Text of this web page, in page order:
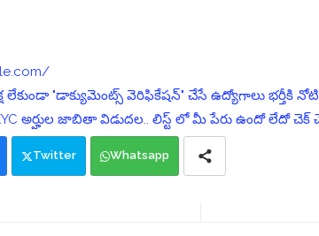
లేకుండా "డాక్యుమెంట్స్ వెరిఫికేషన్" చేసే ఉద్యోగాలు భర్తీకి
అర్హుల జాబితా విడుదల.. లిస్ట్ లో మీ పేరు ఉందో లేదో చెక్
Twitter Whatsapp